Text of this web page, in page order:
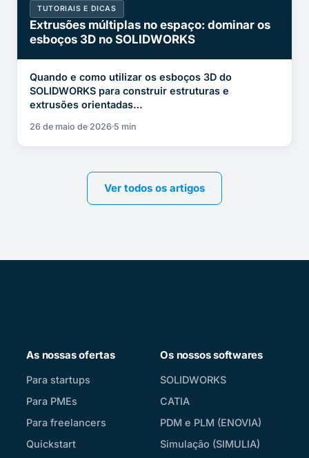
TUTORIAIS E DICAS
Extrusões múltiplas no espaço: dominar os
esboços 3D no SOLIDWORKS
Quando e como utilizar os esboços 3D do
SOLIDWORKS para construir estruturas e
extrusões orientadas…
26 de maio de 2026 5 min
Ver todos os artigos
As nossas ofertas
Para startups
Para PMEs
Para freelancers
Quickstart
Os nossos softwares
SOLIDWORKS
CATIA
PDM e PLM (ENOVIA)
Simulação (SIMULIA)